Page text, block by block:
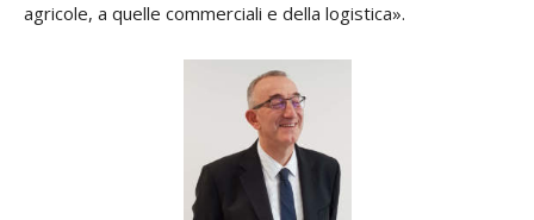
agricole, a quelle commerciali e della logistica».